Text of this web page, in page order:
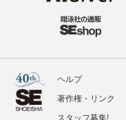
ヘルプ
著作権・リンク
スタッフ募集!